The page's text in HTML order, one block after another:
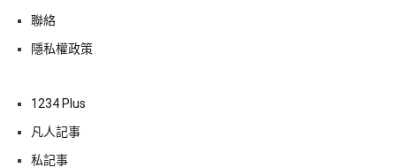
聯絡
隱私權政策
1234 Plus
凡人記事
私記事